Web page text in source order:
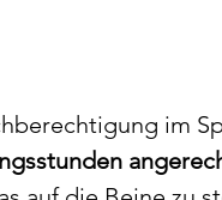
im